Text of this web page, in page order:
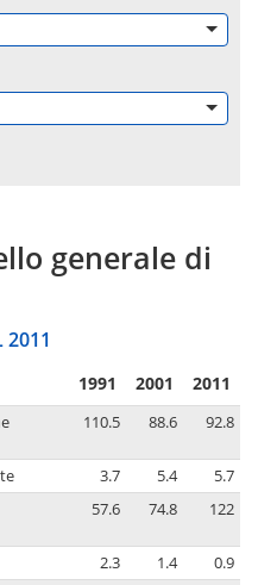
generale di
2011
1991 2001 2011
110.5 88.6 92.8
3.7 5.4
5.7
57.6 74.8 122
2.3 1.4
0.9